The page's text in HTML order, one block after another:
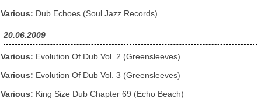
Various: Dub Echoes (Soul Jazz Records)
20.06.2009
Various: Evolution Of Dub Vol. 2 (Greensleeves)
Various: Evolution Of Dub Vol. 3 (Greensleeves)
Various: King Size Dub Chapter 69 (Echo Beach)